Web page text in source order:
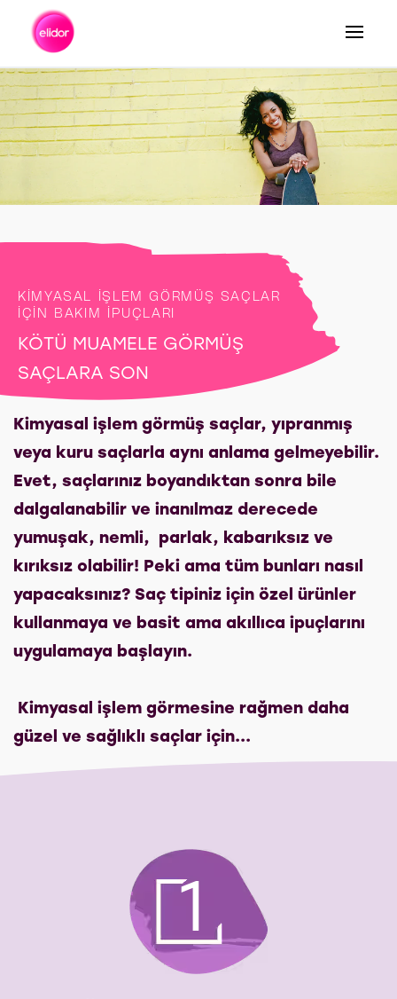
KIMYASAL İŞLEM GÖRMÜŞ SAÇLAR
IÇIN BAKIM İPUÇLARI
KÖTÜ MUAMELE GÖRMÜŞ
SAÇLARA SON
Kimyasal işlem görmüş saçlar, yıpranmış
veya kuru saçlarla aynı anlama gelmeyebilir.
Evet, saçlarınız boyandıktan sonra bile
dalgalanabilir ve inanılmaz derecede
yumuşak, nemli, parlak, kabarıksız ve
kırıksız olabilir! Peki ama tüm bunları nasıl
yapacaksınız? Saç tipiniz için özel ürünler
kullanmaya ve basit ama akıllıca ipuçlarını
uygulamaya başlayın.
Kimyasal işlem görmesine rağmen daha
güzel ve sağlıklı saçlar için...
1